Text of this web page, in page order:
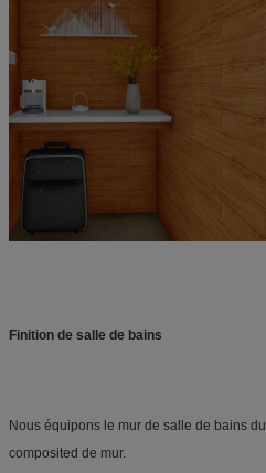
Finition de salle de bains
Nous équipons le mur de salle de bains